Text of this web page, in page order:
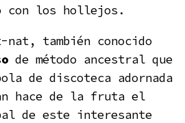
con los hollejos.
nat, también conocido
de método ancestral que
de discoteca adornada
hace de la fruta el
de este interesante